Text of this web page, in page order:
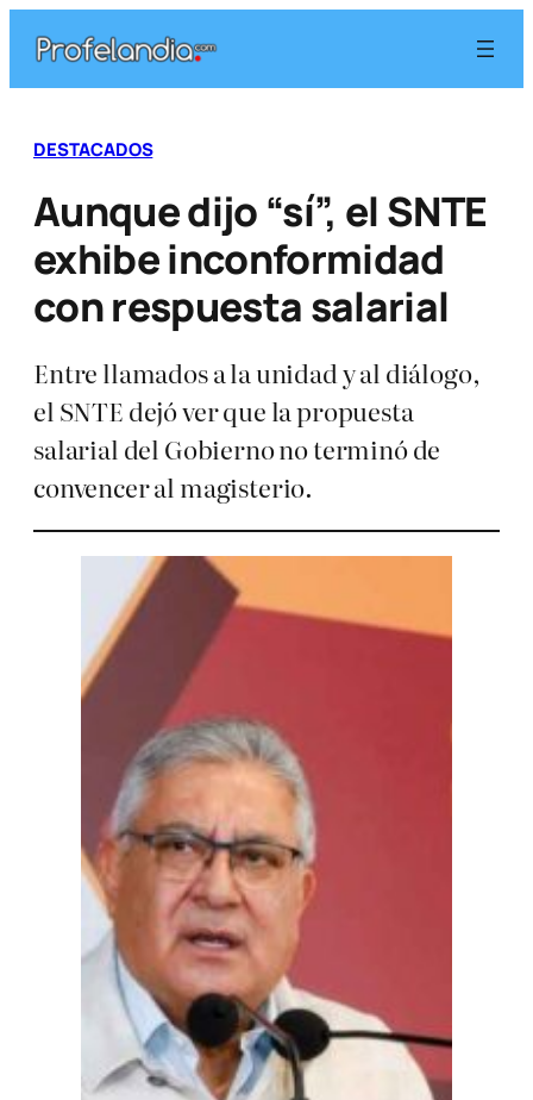
contenido
DESTACADOS
Aunque dijo “sí”, el SNTE
exhibe inconformidad
con respuesta salarial
Entre llamados a la unidad y al diálogo,
el SNTE dejó ver que la propuesta
salarial del Gobierno no terminó de
convencer al magisterio.